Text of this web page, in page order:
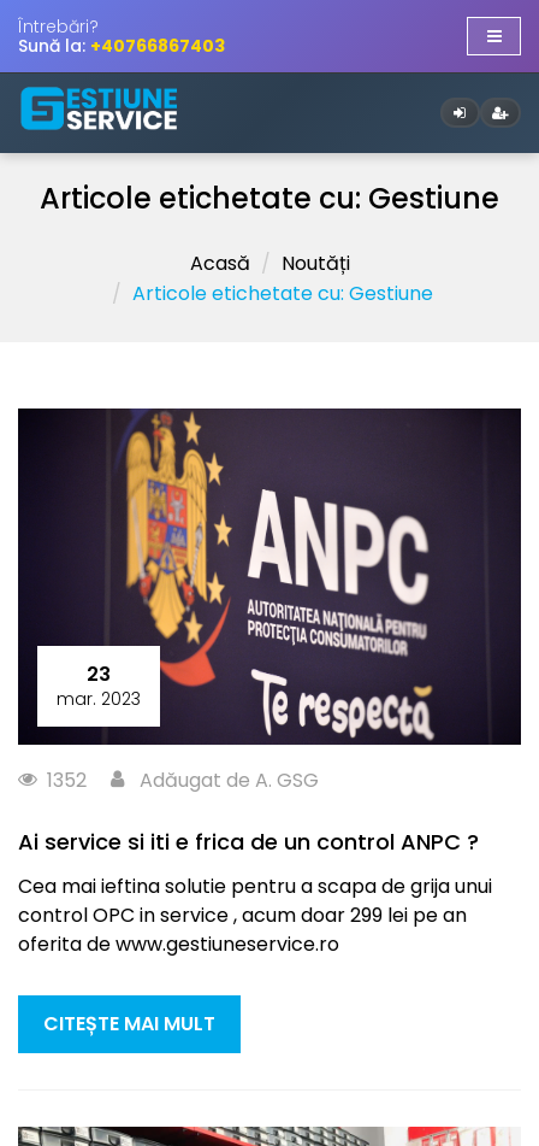
Întrebări?
Sună la: +40766867403
Articole etichetate cu: Gestiune
Acasă
Noutăți
Articole etichetate cu: Gestiune
23
mar. 2023
1352 Adăugat de A. GSG
Ai service si iti e frica de un control ANPC ?
Cea mai ieftina solutie pentru a scapa de grija unui
control OPC in service , acum doar 299 lei pe an
oferita de www.gestiuneservice.ro
CITEȘTE MAI MULT